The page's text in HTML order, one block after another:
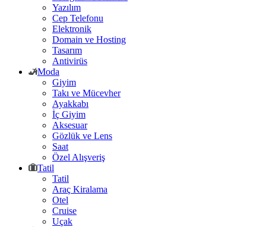
Yazılım
Cep Telefonu
Elektronik
Domain ve Hosting
Tasarım
Antivirüs
Moda
Giyim
Takı ve Mücevher
Ayakkabı
İç Giyim
Aksesuar
Gözlük ve Lens
Saat
Özel Alışveriş
Tatil
Tatil
Araç Kiralama
Otel
Cruise
Uçak